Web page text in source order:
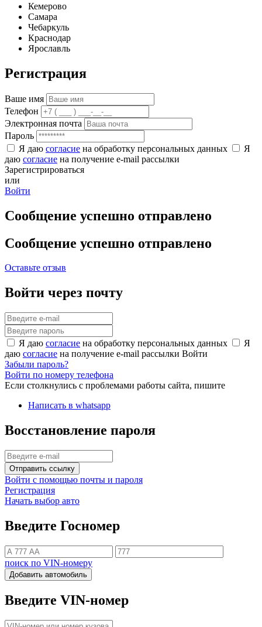
Кемерово
Самара
Чебаркуль
Краснодар
Ярославль
Регистрация
Ваше имя
Телефон
Электронная почта
Пароль
Я даю согласие на обработку персональных данных
Я
даю согласие на получение e-mail рассылки
Зарегистрироваться
или
Войти
Сообщение успешно отправлено
Сообщение успешно отправлено
Оставьте отзыв
Войти через почту
Я даю согласие на обработку персональных данных
Я
даю согласие на получение e-mail рассылки Войти
Забыли пароль?
Войти по номеру телефона
Если столкнулись с проблемами работы сайта, пишите
Написать в whatsapp
Восстановление пароля
Отправить ссылку
Войти с помощью почты и пароля
Регистрация
Начать выбор авто
Введите Госномер
поиск по VIN-номеру
Добавить автомобиль
Введите VIN-номер